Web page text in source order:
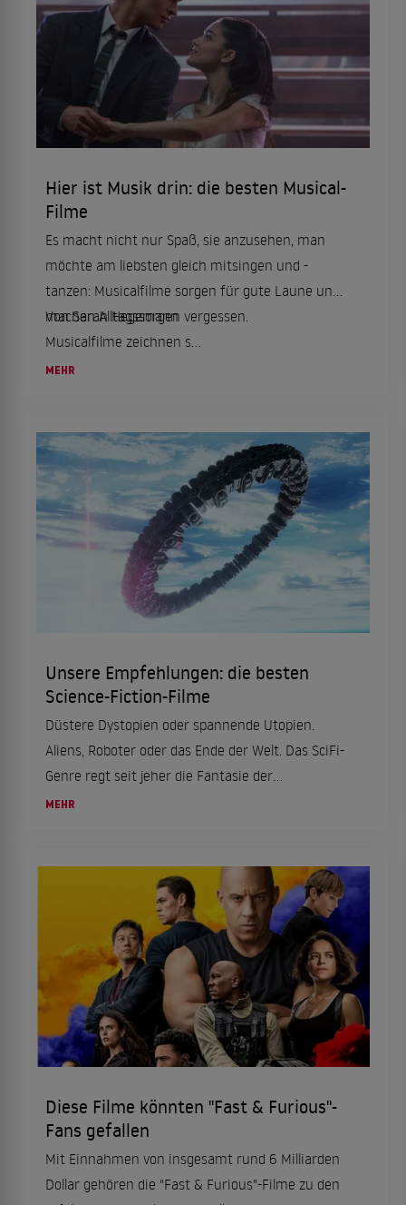
Hier ist Musik drin: die besten Musical-
Filme
Es macht nicht nur Spaß, sie anzusehen, man
möchte am liebsten gleich mitsingen und -
tanzen: Musicalfilme sorgen für gute Laune und
machen Alltagssorgen vergessen.
Von Sarah Hegemann
Musicalfilme zeichnen s...
MEHR
Unsere Empfehlungen: die besten
Science-Fiction-Filme
Düstere Dystopien oder spannende Utopien.
Aliens, Roboter oder das Ende der Welt. Das SciFi-
Genre regt seit jeher die Fantasie der
Filmemacher und -zuschauer an. Ein Überblick
MEHR
Diese Filme könnten "Fast & Furious"-
Fans gefallen
Mit Einnahmen von insgesamt rund 6 Milliarden
Dollar gehören die "Fast & Furious"-Filme zu den